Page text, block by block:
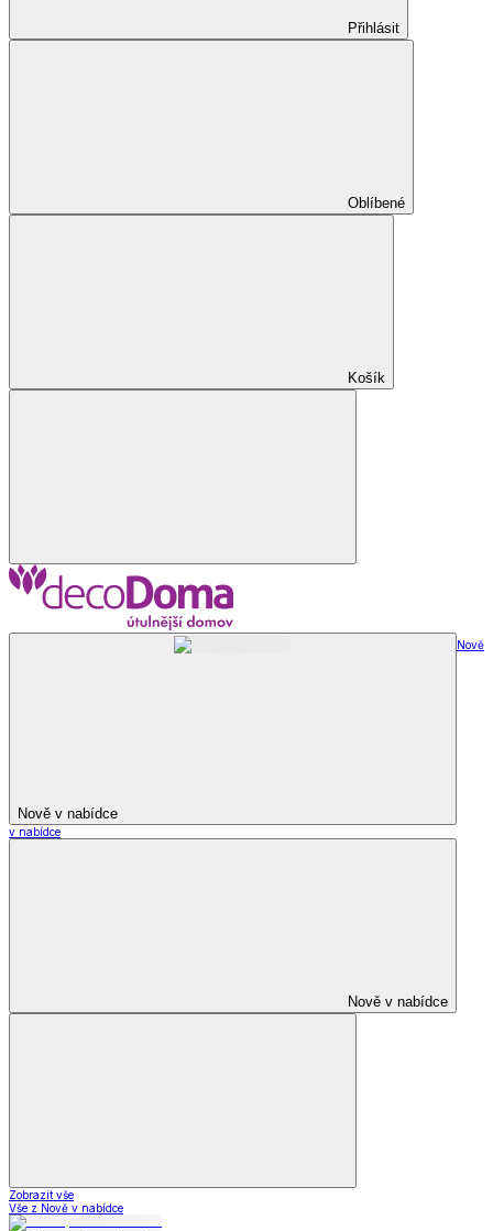
Přihlásit
Oblíbené
Košík
Nově v nabídce
Nově
v nabídce
Nově v nabídce
Zobrazit vše
Vše z Nově v nabídce